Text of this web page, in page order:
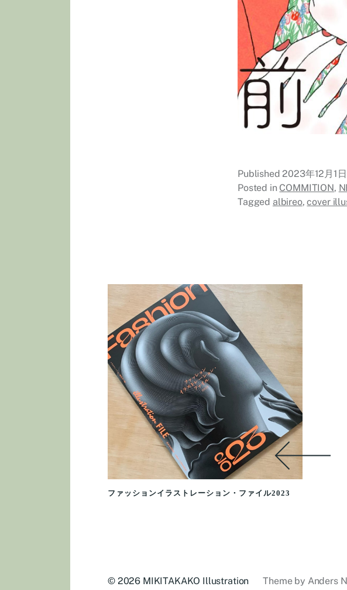
Published2023年12月1日
Posted in COMMITION,
Tagged albireo,cover
ファッションイラストレーション・ファイル2023
© 2026 MIKITAKAKO Illustration Theme by Anders